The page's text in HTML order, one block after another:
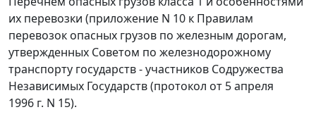
их перевозки (приложение N 10 к Правилам
перевозок опасных грузов по железным дорогам,
утвержденных Советом по железнодорожному
транспорту государств - участников Содружества
Независимых Государств (протокол от 5 апреля
1996 г. N 15).